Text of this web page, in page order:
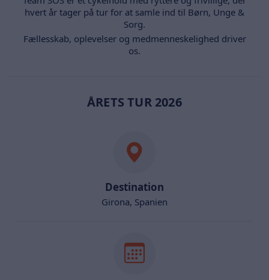
hvert år tager på tur for at samle ind til Børn, Unge &
Sorg.
Fællesskab, oplevelser og medmenneskelighed driver
os.
ÅRETS TUR 2026
Destination
Girona, Spanien